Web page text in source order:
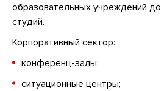
образовательных учреждений до
студий.
Корпоративный сектор:
конференц-залы;
ситуационные центры;